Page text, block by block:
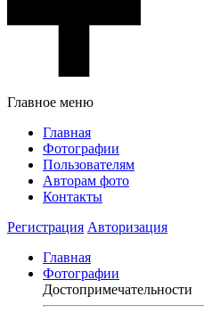
Главное меню
Главная
Фотографии
Пользователям
Авторам фото
Контакты
Регистрация Авторизация
Главная
Фотографии
Достопримечательности